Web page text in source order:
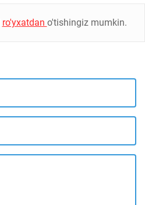
ro'yxatdan o'tishingiz mumkin.